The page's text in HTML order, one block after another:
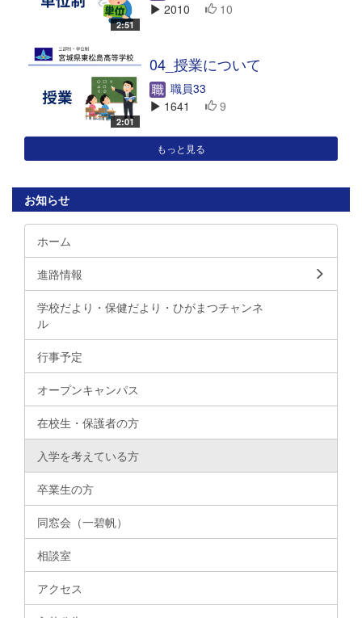
2:51
2010
10
2:01
04_授業について
職員33
1641
9
もっと見る
お知らせ
ホーム
進路情報
学校だより・保健だより・ひがまつチャンネ
ル
行事予定
オープンキャンパス
在校生・保護者の方
入学を考えている方
卒業生の方
同窓会（一碧帆）
相談室
アクセス